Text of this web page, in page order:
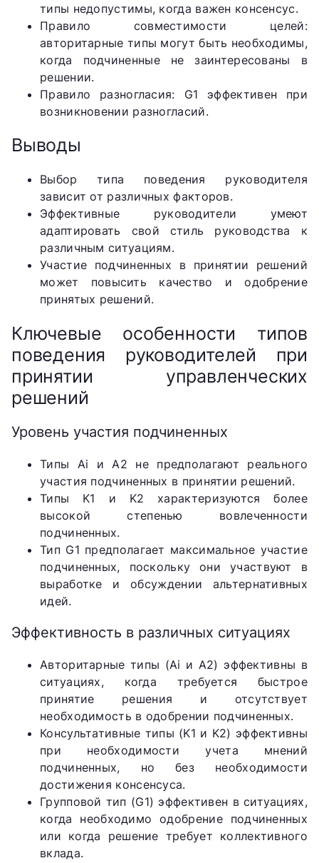
типы недопустимы, когда важен консенсус.
Правило совместимости целей:
авторитарные типы могут быть необходимы,
когда подчиненные не заинтересованы в
решении.
Правило разногласия: G1 эффективен при
возникновении разногласий.
Выводы
Выбор типа поведения руководителя
зависит от различных факторов.
Эффективные руководители умеют
адаптировать свой стиль руководства к
различным ситуациям.
Участие подчиненных в принятии решений
может повысить качество и одобрение
принятых решений.
Ключевые особенности типов
поведения руководителей при
принятии управленческих
решений
Уровень участия подчиненных
Типы Ai и A2 не предполагают реального
участия подчиненных в принятии решений.
Типы K1 и K2 характеризуются более
высокой степенью вовлеченности
подчиненных.
Тип G1 предполагает максимальное участие
подчиненных, поскольку они участвуют в
выработке и обсуждении альтернативных
идей.
Эффективность в различных ситуациях
Авторитарные типы (Ai и A2) эффективны в
ситуациях, когда требуется быстрое
принятие решения и отсутствует
необходимость в одобрении подчиненных.
Консультативные типы (K1 и K2) эффективны
при необходимости учета мнений
подчиненных, но без необходимости
достижения консенсуса.
Групповой тип (G1) эффективен в ситуациях,
когда необходимо одобрение подчиненных
или когда решение требует коллективного
вклада.